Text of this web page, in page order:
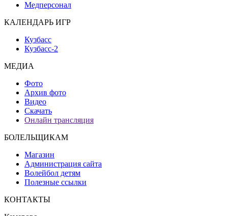
Медперсонал
КАЛЕНДАРЬ ИГР
Кузбасс
Кузбасс-2
МЕДИА
Фото
Архив фото
Видео
Скачать
Онлайн трансляция
БОЛЕЛЬЩИКАМ
Магазин
Администрация сайта
Волейбол детям
Полезные ссылки
КОНТАКТЫ